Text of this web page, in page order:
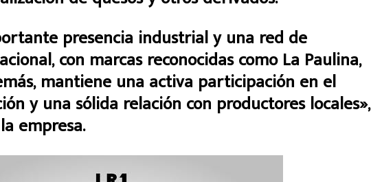
presencia industrial y una red de
con marcas reconocidas como La Paulina,
mantiene una activa participación en el
y una sólida relación con productores locales»,
empresa.